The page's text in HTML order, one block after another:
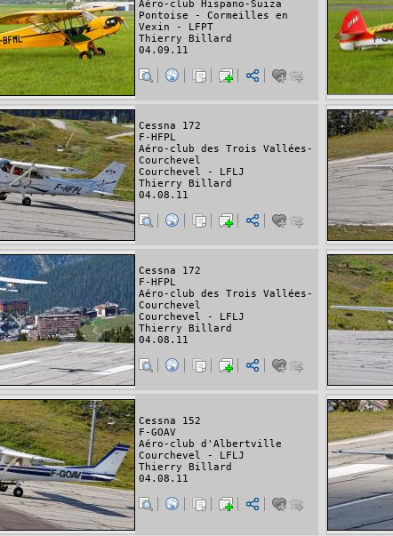
Aéro-club Hispano-Suiza
Pontoise - Cormeilles en
Vexin - LFPT
Thierry Billard
04.09.11
Cessna 172
F-HFPL
Aéro-club des Trois Vallées-
Courchevel
Courchevel - LFLJ
Thierry Billard
04.08.11
Cessna 172
F-HFPL
Aéro-club des Trois Vallées-
Courchevel
Courchevel - LFLJ
Thierry Billard
04.08.11
Cessna 152
F-GOAV
Aéro-club d'Albertville
Courchevel - LFLJ
Thierry Billard
04.08.11